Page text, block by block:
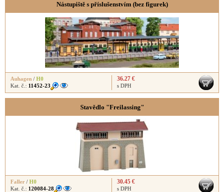
Nástupiště s příslušenstvím (bez figurek)
Auhagen / H0
Kat. č.: 11452-23
36.27 €
s DPH
Stavědlo "Freilassing"
Faller / H0
Kat. č.: 120084-28
30.45 €
s DPH